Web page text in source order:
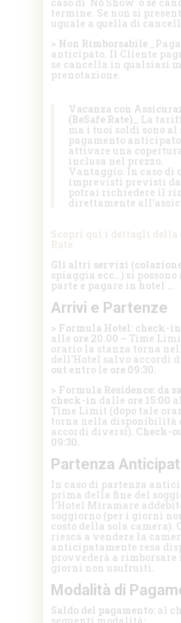
termine. Se non si
uguale a quella di
> Non Rimborsabile
anticipato. Il Cliente
se cancella in qualsiasi
prenotazione.
Vacanza con
(BeSafe Rate)_ La
ma i tuoi soldi sono
pagamento
attivare una
inclusa nel prezzo.
Vantaggio: In caso di
imprevisti previsti
potrai richiedere il
direttamente
Scopri qui i dettagli della
Rate
Gli altri servizi (colazion
spiaggia ecc…) si
parte e pagare in hotel …
Arrivi e Partenze
> Formula Hotel: check-in
alle ore 20.00 – Time
orario la stanza torna
dell’Hotel salvo accordi
out entro le ore 09:30.
> Formula Residence: da
check-in dalle ore 15:00
Time Limit (dopo tale
torna nella disponibilità
accordi diversi). Check-
09:30.
Partenza
In caso di partenza
prima della fine del
l’Hotel Miramare
soggiorno (per i giorni
costo della sola camera).
riesca a vendere la
anticipatamente resa
provvederà a
giorni non usufruiti.
Modalità di
Saldo del pagamento: al